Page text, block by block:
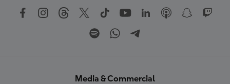
Media & Commercial